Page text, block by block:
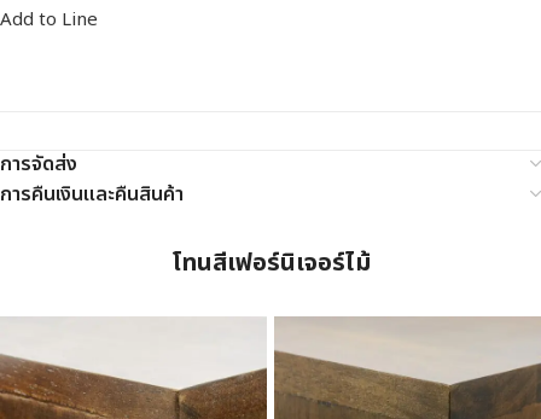
Add to Line
การจัดส่ง
การคืนเงินและคืนสินค้า
โทนสีเฟอร์นิเจอร์ไม้